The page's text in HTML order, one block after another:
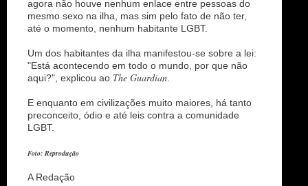
agora não houve nenhum enlace entre pessoas do
mesmo sexo na ilha, mas sim pelo fato de não ter,
até o momento, nenhum habitante LGBT.
Um dos habitantes da ilha manifestou-se sobre a lei:
"Está acontecendo em todo o mundo, por que não
aqui?", explicou ao The Guardian
E enquanto em civilizações muito maiores, há tanto
preconceito, ódio e até leis contra a comunidade
LGBT.
Foto: Reprodução
A Redação